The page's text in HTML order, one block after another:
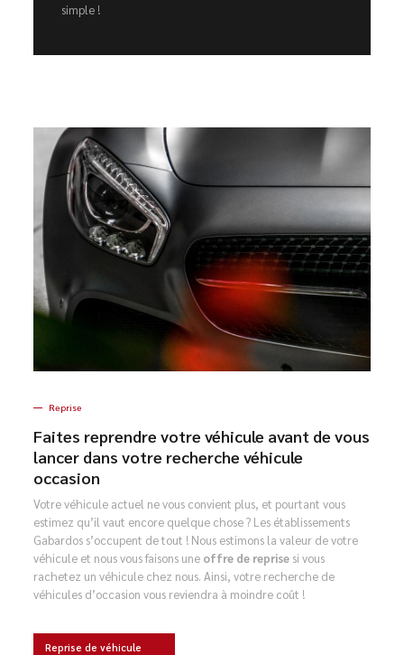
simple !
Reprise
Faites reprendre votre véhicule avant de vous
lancer dans votre recherche véhicule
occasion
Votre véhicule actuel ne vous convient plus, et pourtant vous
estimez qu’il vaut encore quelque chose ? Les établissements
Gabardos s’occupent de tout ! Nous estimons la valeur de votre
véhicule et nous vous faisons une offre de reprise si vous
rachetez un véhicule chez nous. Ainsi, votre recherche de
véhicules d’occasion vous reviendra à moindre coût !
Reprise de véhicule